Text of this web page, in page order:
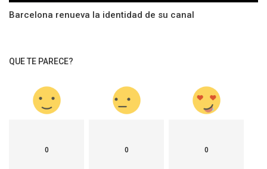
Barcelona renueva la identidad de su canal
QUE TE PARECE?
0 0 0